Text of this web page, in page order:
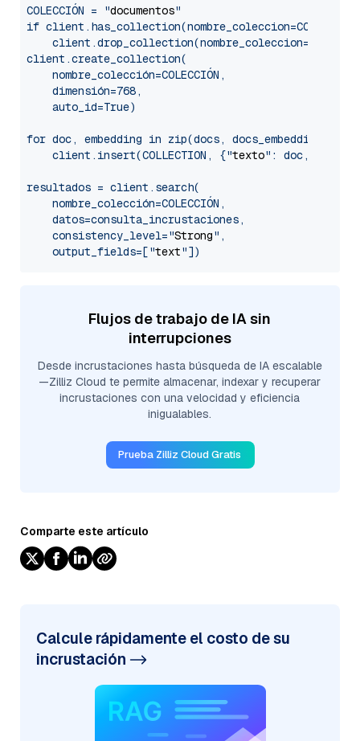
COLECCIÓN = "documentos"
if
client.create_collection(
    nombre_colección=COLECCIÓN,
    dimensión=768,
    auto_id=True)
for doc, embedding in zip(docs, docs_embeddings):
    client.insert(COLLECTION, {"
texto": doc, "
resultados = client.search(
    nombre_colección=COLECCIÓN,
    datos=consulta_incrustaciones,
    consistency_level="
Strong",
    output_fields=["
text
Flujos de trabajo de IA sin
interrupciones
Desde incrustaciones hasta búsqueda de IA escalable
—Zilliz Cloud te permite almacenar, indexar y recuperar
incrustaciones con una velocidad y eficiencia
inigualables.
Prueba Zilliz Cloud Gratis
Comparte este artículo
Calcule rápidamente el costo de su
incrustación